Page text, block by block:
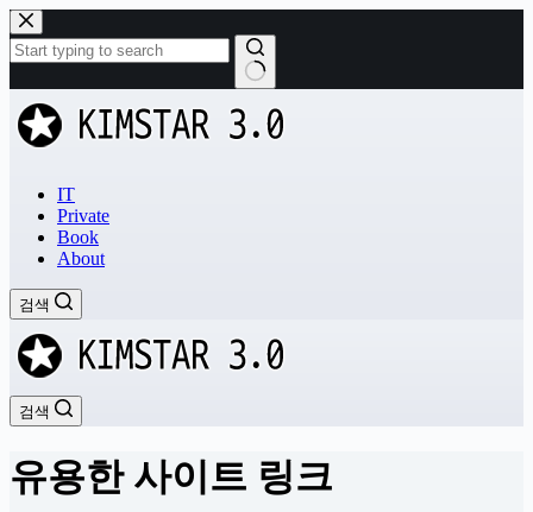
본
문
으
로
건
너
과
없
IT
Private
Book
About
검색
검색
유용한 사이트 링크